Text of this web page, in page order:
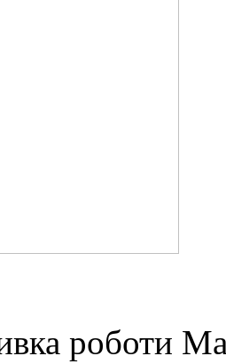
роботи